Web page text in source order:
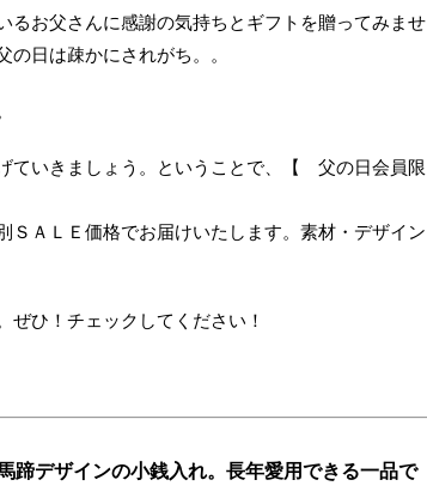
るお父さんに感謝の気持ちとギフトを贈ってみませ
日は疎かにされがち。。
いきましょう。ということで、【 父の日会員限
ＳＡＬＥ価格でお届けいたします。素材・デザイン
ひ！チェックしてください！
蹄デザインの小銭入れ。長年愛用できる一品で